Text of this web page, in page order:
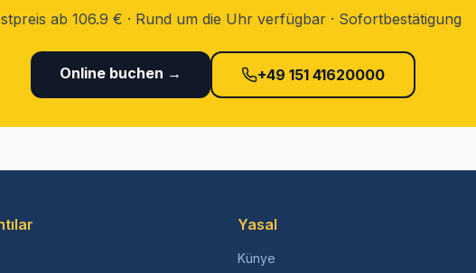
ab 106.9 € · Rund um die Uhr verfügbar · Sofortbestätigung
Online buchen → +49 151 41620000
Yasal
Künye